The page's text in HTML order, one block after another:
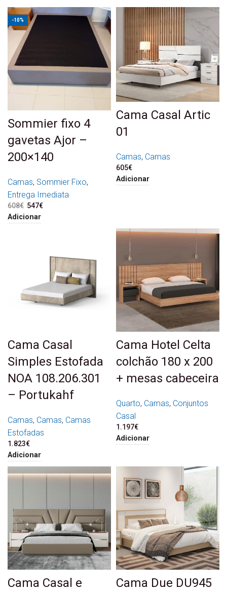
-10%
Sommier fixo 4
gavetas Ajor –
200×140
Camas, Sommier Fixo,
Entrega Imediata
608€ O preço original era:
608€.
547€
Adicionar
Cama Casal Artic
01
Camas, Camas
605€
Adicionar
Cama Casal
Simples Estofada
NOA 108.206.301
– Portukahf
Camas, Camas, Camas
Estofadas
1.823€
Adicionar
Cama Hotel Celta
colchão 180 x 200
+ mesas cabeceira
Quarto, Camas, Conjuntos
Casal
1.197€
Adicionar
Cama Casal e
Cama Due DU945